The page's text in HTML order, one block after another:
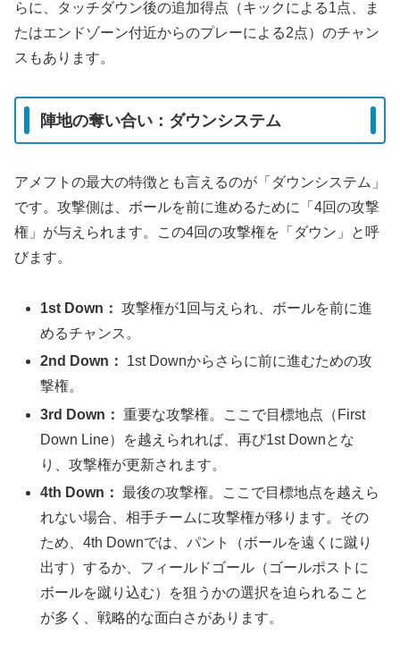
らに、タッチダウン後の追加得点（キックによる1点、ま
たはエンドゾーン付近からのプレーによる2点）のチャン
スもあります。
陣地の奪い合い：ダウンシステム
アメフトの最大の特徴とも言えるのが「ダウンシステム」
です。攻撃側は、ボールを前に進めるために「4回の攻撃
権」が与えられます。この4回の攻撃権を「ダウン」と呼
びます。
1st Down： 攻撃権が1回与えられ、ボールを前に進
めるチャンス。
2nd Down：
1st Downからさらに前に進むための攻
撃権。
3rd Down： 重要な攻撃権。ここで目標地点（First
Down Line）を越えられれば、再び1st Downとな
り、攻撃権が更新されます。
4th Down： 最後の攻撃権。ここで目標地点を越えら
れない場合、相手チームに攻撃権が移ります。その
ため、4th Downでは、パント（ボールを遠くに蹴り
出す）するか、フィールドゴール（ゴールポストに
ボールを蹴り込む）を狙うかの選択を迫られること
が多く、戦略的な面白さがあります。